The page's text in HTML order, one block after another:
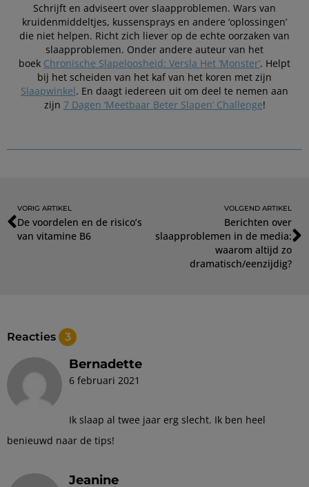
Schrijft en adviseert over slaapproblemen. Wars van
kruidenmiddeltjes, kussensprays en andere ‘oplossingen’
die niet helpen. Richt zich liever op de echte oorzaken van
slaapproblemen. Onder andere auteur van het
boek Chronische Slapeloosheid: Versla Het ‘Monster’. Helpt
bij het scheiden van het kaf van het koren met zijn
Slaapwinkel. En daagt iedereen uit om deel te nemen aan
zijn 7 Dagen ‘Meetbaar Beter Slapen’ Challenge!
VORIG ARTIKEL
De voordelen en de risico’s
van vitamine B6
VOLGEND ARTIKEL
Berichten over
slaapproblemen in de media:
waarom altijd zo
dramatisch/eenzijdig?
Reacties 3
Bernadette
6 februari 2021
Ik slaap al twee jaar erg slecht. Ik ben heel
benieuwd naar de tips!
Jeanine